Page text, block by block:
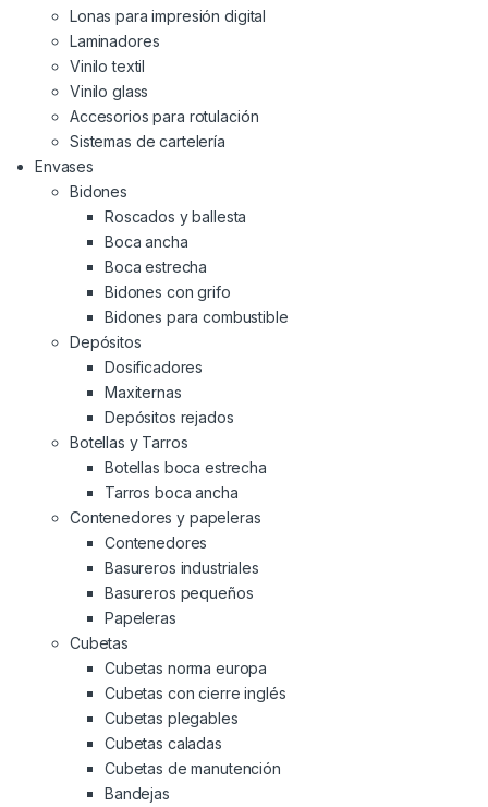
Lonas para impresión digital
Laminadores
Vinilo textil
Vinilo glass
Accesorios para rotulación
Sistemas de cartelería
Envases
Bidones
Roscados y ballesta
Boca ancha
Boca estrecha
Bidones con grifo
Bidones para combustible
Depósitos
Dosificadores
Maxiternas
Depósitos rejados
Botellas y Tarros
Botellas boca estrecha
Tarros boca ancha
Contenedores y papeleras
Contenedores
Basureros industriales
Basureros pequeños
Papeleras
Cubetas
Cubetas norma europa
Cubetas con cierre inglés
Cubetas plegables
Cubetas caladas
Cubetas de manutención
Bandejas